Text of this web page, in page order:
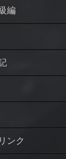
編
ンク